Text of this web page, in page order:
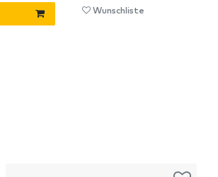
Wunschliste